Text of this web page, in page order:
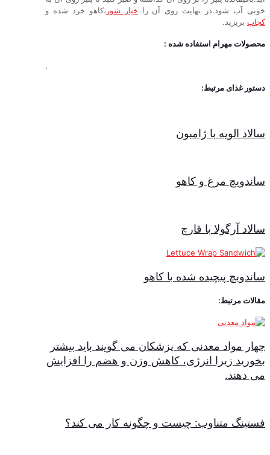
خوبی آب شود.در نهایت روی آن را خیار شور ،کاهو خرد شده و
کچاپ بریزید.
محصولات مهرام استفاده شده :
,
دستور غذای مرتبط:
سالاد الویه با ژامبون
ساندویچ مرغ و کاهو
سالاد آرگولا با قارچ
ساندویچ پیچیده شده با کاهو
مقالات مرتبط:
چهار مواد معدنی که پزشکان می گویند باید بیشتر
بخورید زیرا انرژی، کاهش وزن و هضم را افزایش
می دهند.
فستینگ متناوب: چیست و چگونه کار می کند؟